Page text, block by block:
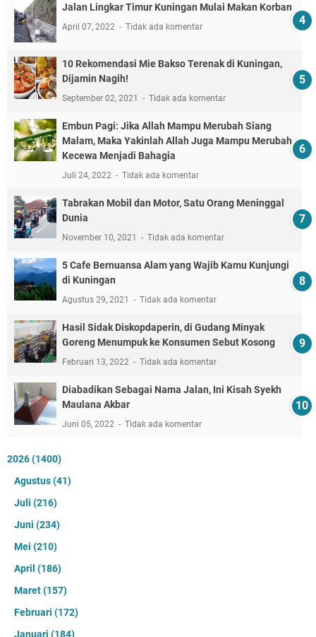
Jalan Lingkar Timur Kuningan Mulai Makan Korban
April 07, 2022 Tidak ada komentar
10 Rekomendasi Mie Bakso Terenak di Kuningan,
Dijamin Nagih!
September 02, 2021 Tidak ada komentar
Embun Pagi: Jika Allah Mampu Merubah Siang
Malam, Maka Yakinlah Allah Juga Mampu Merubah
Kecewa Menjadi Bahagia
Juli 24, 2022 Tidak ada komentar
Tabrakan Mobil dan Motor, Satu Orang Meninggal
Dunia
November 10, 2021 Tidak ada komentar
5 Cafe Bernuansa Alam yang Wajib Kamu Kunjungi
di Kuningan
Agustus 29, 2021 Tidak ada komentar
Hasil Sidak Diskopdaperin, di Gudang Minyak
Goreng Menumpuk ke Konsumen Sebut Kosong
Februari 13, 2022 Tidak ada komentar
Diabadikan Sebagai Nama Jalan, Ini Kisah Syekh
Maulana Akbar
Juni 05, 2022 Tidak ada komentar
2026(1400)
Agustus(41)
Juli (216)
Juni (234)
Mei (210)
April (186)
Maret(157)
Februari (172)
Januari (184)